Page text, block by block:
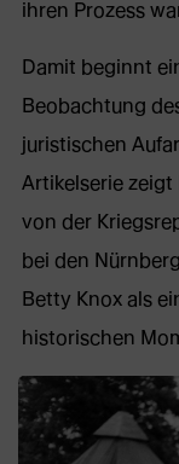
ihren Prozess
Damit beginnt
Beobachtung
juristischen
Artikelserie zeigt
von der
bei den
Betty Knox als
historischen